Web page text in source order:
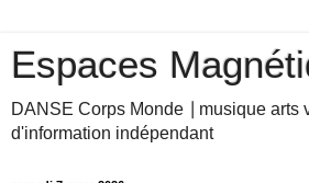
Espaces
DANSE Corps Monde ⎥ musique
d'information indépendant